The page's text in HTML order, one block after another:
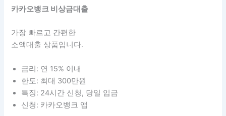
카카오뱅크 비상금대출
가장 빠르고 간편한
소액대출 상품입니다.
금리: 연 15% 이내
한도: 최대 300만원
특징: 24시간 신청, 당일 입금
신청: 카카오뱅크 앱